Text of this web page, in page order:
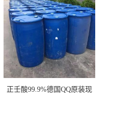
正壬酸99.9%德国QQ原装现